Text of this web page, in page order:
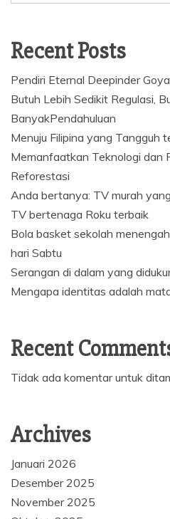
Recent Posts
Pendiri Eternal Deepinder
Butuh Lebih Sedikit Regulasi,
BanyakPendahuluan
Menuju Filipina yang Tangguh
Memanfaatkan Teknologi dan
Reforestasi
Anda bertanya: TV murah
TV bertenaga Roku terbaik
Bola basket sekolah
hari Sabtu
Serangan di dalam yang
Mengapa identitas adalah
Recent
Tidak ada komentar untuk
Archives
Januari 2026
Desember 2025
November 2025